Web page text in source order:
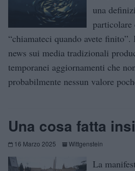
una
“chiamateci quando avete
news sui media tradizionali
temporanei aggiornamenti che
probabilmente nessun valore
Una cosa fatta
16 Marzo 2025 Wittgenstein
La